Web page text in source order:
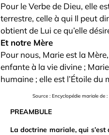
Pour le Verbe de Dieu, elle
terrestre, celle à qui Il peut
obtient de Lui ce qu’elle
Et notre Mère
Pour nous, Marie est la
enfante à la vie divine ;
humaine ; elle est l’Étoile
Source : Encyclopédie mariale de
PREAMBULE
La doctrine mariale, qui